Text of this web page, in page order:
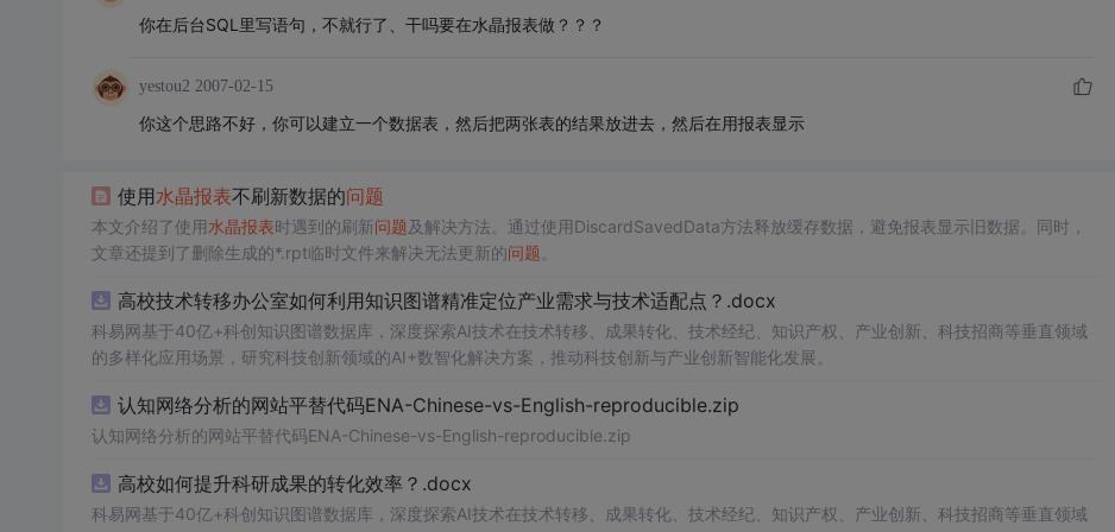
你在后台SQL里写语句，不就行了、干吗要在水晶报表做？？？
yestou2 2007-02-15
你这个思路不好，你可以建立一个数据表，然后把两张表的结果放进去，然后在用报表显示
使用水晶报表不刷新数据的问题
本文介绍了使用水晶报表时遇到的刷新问题及解决方法。通过使用DiscardSavedData方法释放缓存数据，避免报表显示旧数据。同时，
文章还提到了删除生成的*.rpt临时文件来解决无法更新的问题
高校技术转移办公室如何利用知识图谱精准定位产业需求与技术适配点？.docx
科易网基于40亿+科创知识图谱数据库，深度探索AI技术在技术转移、成果转化、技术经纪、知识产权、产业创新、科技招商等垂直领域
的多样化应用场景，研究科技创新领域的AI+数智化解决方案，推动科技创新与产业创新智能化发展。
认知网络分析的网站平替代码ENA-Chinese-vs-English-reproducible.zip
认知网络分析的网站平替代码ENA-Chinese-vs-English-reproducible.zip
高校如何提升科研成果的转化效率？.docx
科易网基于40亿+科创知识图谱数据库，深度探索AI技术在技术转移、成果转化、技术经纪、知识产权、产业创新、科技招商等垂直领域